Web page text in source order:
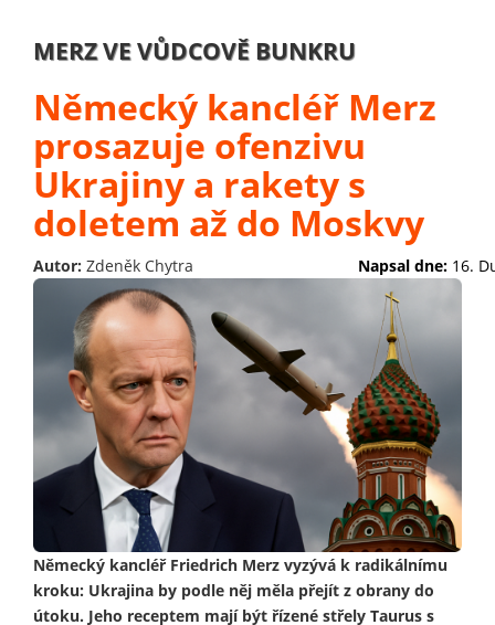
MERZ VE VŮDCOVĚ BUNKRU
Německý kancléř Merz
prosazuje ofenzivu
Ukrajiny a rakety s
doletem až do Moskvy
Autor: Zdeněk Chytra Napsal dne: 16.
Německý kancléř Friedrich Merz vyzývá k radikálnímu
kroku: Ukrajina by podle něj měla přejít z obrany do
útoku. Jeho receptem mají být řízené střely Taurus s